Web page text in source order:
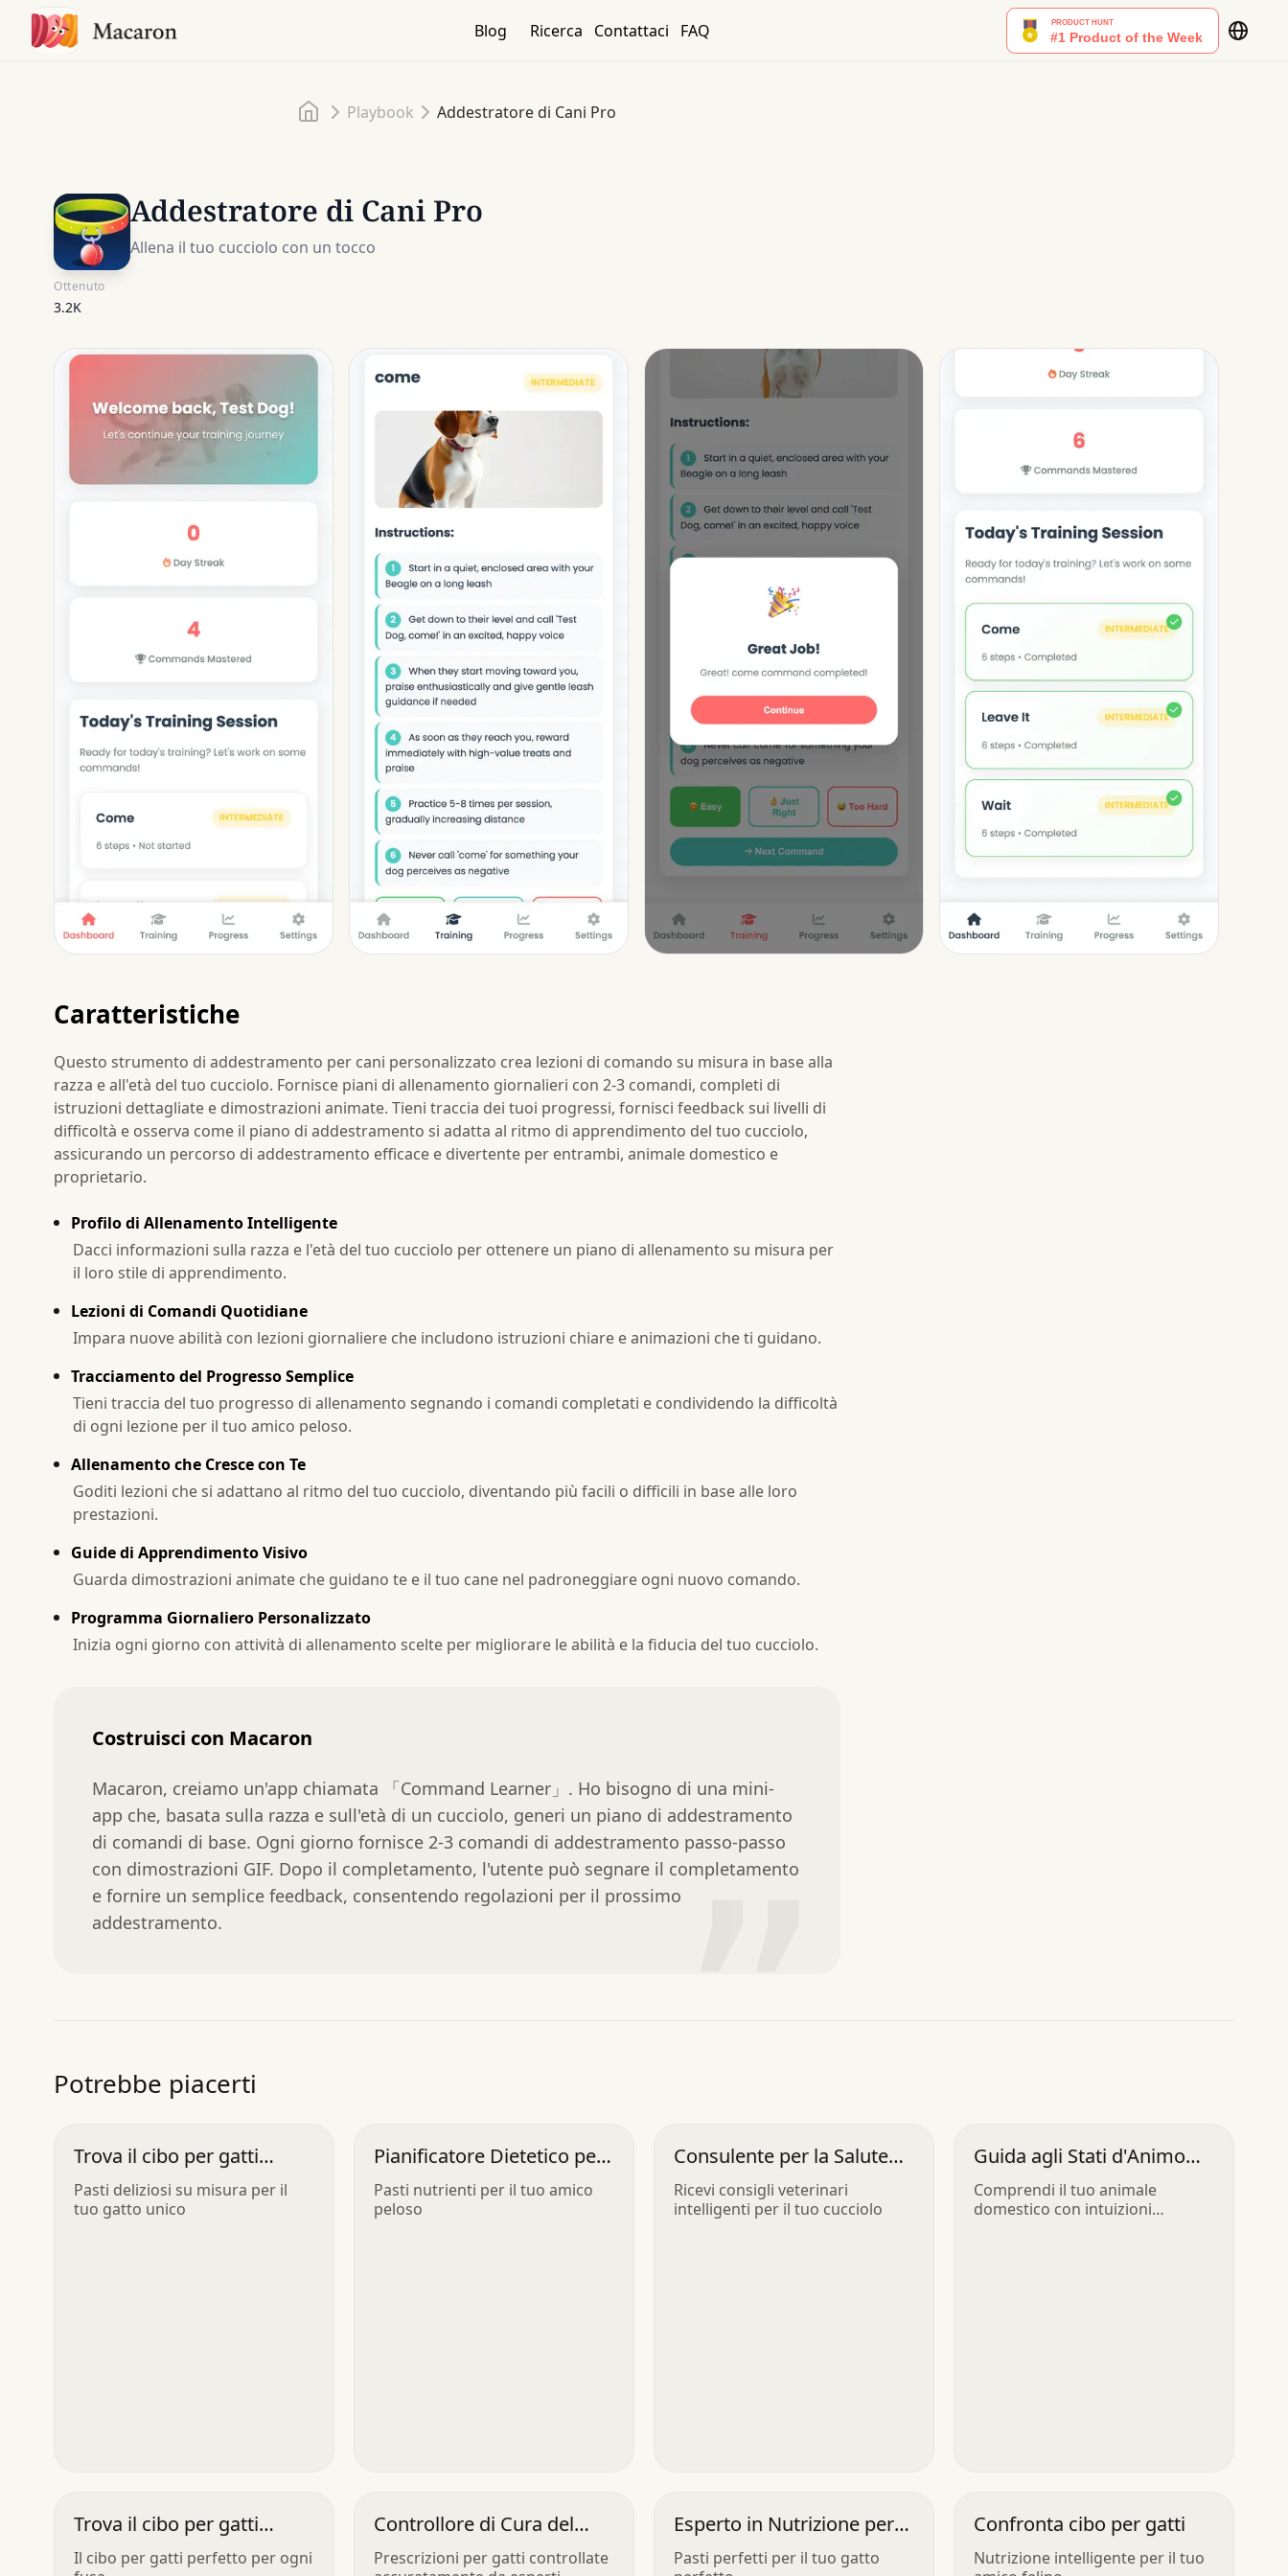
Blog Ricerca Contattaci FAQ
HomePlaybook Addestratore di Cani Pro
Addestratore di Cani Pro
Allena il tuo cucciolo con un tocco
Ottenuto
3.2K
Caratteristiche
Questo strumento di addestramento per cani personalizzato crea lezioni di comando su misura in base alla
razza e all'età del tuo cucciolo. Fornisce piani di allenamento giornalieri con 2-3 comandi, completi di
istruzioni dettagliate e dimostrazioni animate. Tieni traccia dei tuoi progressi, fornisci feedback sui livelli di
difficoltà e osserva come il piano di addestramento si adatta al ritmo di apprendimento del tuo cucciolo,
assicurando un percorso di addestramento efficace e divertente per entrambi, animale domestico e
proprietario.
Profilo di Allenamento Intelligente
Dacci informazioni sulla razza e l'età del tuo cucciolo per ottenere un piano di allenamento su misura per
il loro stile di apprendimento.
Lezioni di Comandi Quotidiane
Impara nuove abilità con lezioni giornaliere che includono istruzioni chiare e animazioni che ti guidano.
Tracciamento del Progresso Semplice
Tieni traccia del tuo progresso di allenamento segnando i comandi completati e condividendo la difficoltà
di ogni lezione per il tuo amico peloso.
Allenamento che Cresce con Te
Goditi lezioni che si adattano al ritmo del tuo cucciolo, diventando più facili o difficili in base alle loro
prestazioni.
Guide di Apprendimento Visivo
Guarda dimostrazioni animate che guidano te e il tuo cane nel padroneggiare ogni nuovo comando.
Programma Giornaliero Personalizzato
Inizia ogni giorno con attività di allenamento scelte per migliorare le abilità e la fiducia del tuo cucciolo.
Costruisci con Macaron
Macaron, creiamo un'app chiamata 「Command Learner」. Ho bisogno di una mini-
app che, basata sulla razza e sull'età di un cucciolo, generi un piano di addestramento
di comandi di base. Ogni giorno fornisce 2-3 comandi di addestramento passo-passo
con dimostrazioni GIF. Dopo il completamento, l'utente può segnare il completamento
e fornire un semplice feedback, consentendo regolazioni per il prossimo
addestramento.
”
Potrebbe piacerti
Trova il cibo per gatti
ideale
Pasti deliziosi su misura per il
tuo gatto unico
Pianificatore Dietetico per
Animali
Pasti nutrienti per il tuo amico
peloso
Consulente per la Salute
degli Animali
Ricevi consigli veterinari
intelligenti per il tuo cucciolo
Guida agli Stati d'Animo
degli Animali Domestici
Comprendi il tuo animale
domestico con intuizioni
Trova il cibo per gatti
perfetto
Il cibo per gatti perfetto per ogni
Controllore di Cura del
Gatto
Prescrizioni per gatti controllate
Esperto in Nutrizione per
Animali
Pasti perfetti per il tuo gatto
Confronta cibo per gatti
Nutrizione intelligente per il tuo